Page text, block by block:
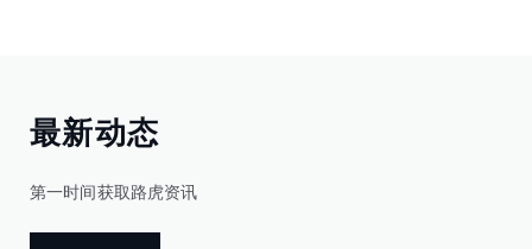
最新动态
第一时间获取路虎资讯